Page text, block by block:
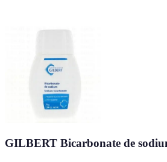
GILBERT Bicarbonate de